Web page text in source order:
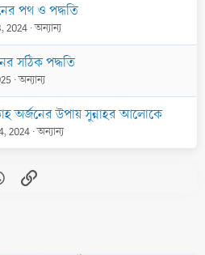
পথ ও পদ্ধতি
2024 অন্যান্য
সঠিক পদ্ধতি
অন্যান্য
অর্জনের উপায় সুন্নাহর আলোকে
2024 অন্যান্য
WhatsApp
Link